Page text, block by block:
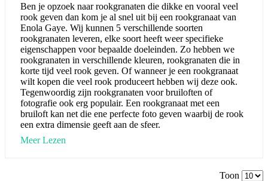
Ben je opzoek naar rookgranaten die dikke en vooral veel
rook geven dan kom je al snel uit bij een rookgranaat van
Enola Gaye. Wij kunnen 5 verschillende soorten
rookgranaten leveren, elke soort heeft weer specifieke
eigenschappen voor bepaalde doeleinden. Zo hebben we
rookgranaten in verschillende kleuren, rookgranaten die in
korte tijd veel rook geven. Of wanneer je een rookgranaat
wilt kopen die veel rook produceert hebben wij deze ook.
Tegenwoordig zijn rookgranaten voor bruiloften of
fotografie ook erg populair. Een rookgranaat met een
bruiloft kan net die ene perfecte foto geven waarbij de rook
een extra dimensie geeft aan de sfeer.
Meer Lezen
Toon